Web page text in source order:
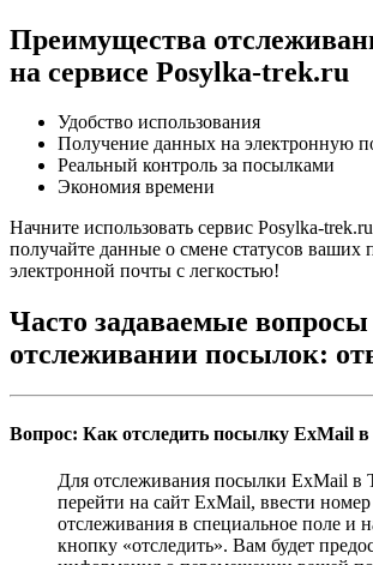
Преимущества
на сервисе Posylka-trek.ru
Удобство использования
Получение данных на электронную
Реальный контроль за посылками
Экономия времени
Начните использовать сервис Posylka-
получайте данные о смене статусов ваших
электронной почты с легкостью!
Часто задаваемые вопросы
отслеживании посылок:
Вопрос: Как отследить посылку ExMail
Для отслеживания посылки ExMail в
перейти на сайт ExMail, ввести номер
отслеживания в специальное поле и
кнопку «отследить». Вам будет